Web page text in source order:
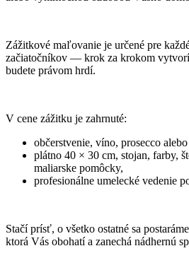
Zážitkové maľovanie je určené pre
začiatočníkov — krok za krokom
budete právom hrdí.
V cene zážitku je zahrnuté:
občerstvenie, víno, prosecco
plátno 40 × 30 cm, stojan, farby,
maliarske pomôcky,
profesionálne umelecké vedenie
Stačí prísť, o všetko ostatné sa
ktorá Vás obohatí a zanechá nádhernú